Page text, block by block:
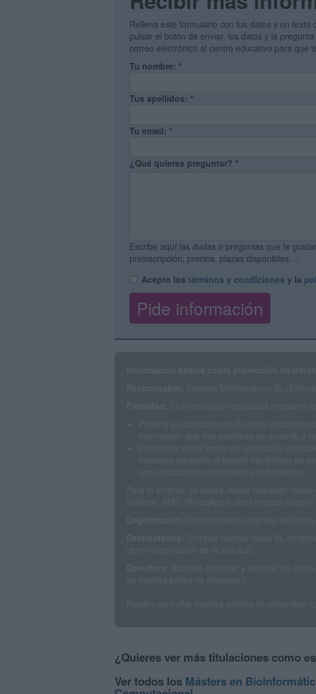
Rellena este formulario con tus datos y un texto
pulsar el botón de enviar, los datos y la
correo electrónico al centro educativo para que
Tu nombre: *
Tus apellidos: *
Tu email: *
¿Qué quieres preguntar? *
Escribe aquí las dudas o preguntas que te
preinscripción, precios, plazas disponibles…:
Acepto los términos y condiciones y la
¿Quieres ver más titulaciones como
Ver todos los Másters en